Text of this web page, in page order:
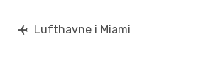
Lufthavne i Miami